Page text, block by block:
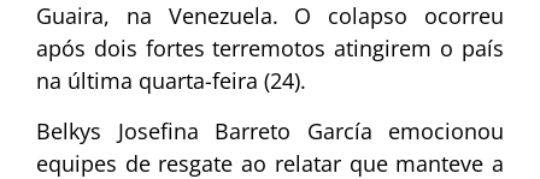
Guaira, na Venezuela. O colapso ocorreu
após dois fortes terremotos atingirem o país
na última quarta-feira (24).
Belkys Josefina Barreto García emocionou
equipes de resgate ao relatar que manteve a